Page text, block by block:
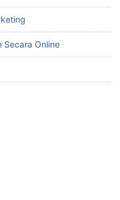
Secara Online